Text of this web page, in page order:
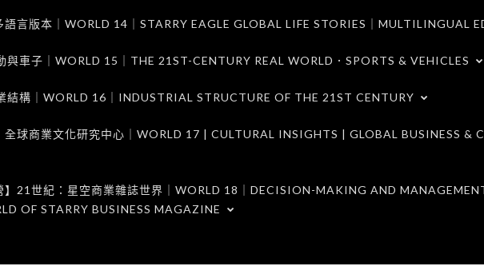
語言版本｜WORLD 14｜STARRY EAGLE GLOBAL LIFE STORIES｜MULTILINGUAL
與車子｜WORLD 15｜THE 21ST-CENTURY REAL WORLD．SPORTS & VEHICLES
結構｜WORLD 16｜INDUSTRIAL STRUCTURE OF THE 21ST CENTURY
球商業文化研究中心｜WORLD 17 | CULTURAL INSIGHTS | GLOBAL BUSINESS &
】21世紀：星空商業雜誌世界｜WORLD 18｜DECISION-MAKING AND
OF STARRY BUSINESS MAGAZINE